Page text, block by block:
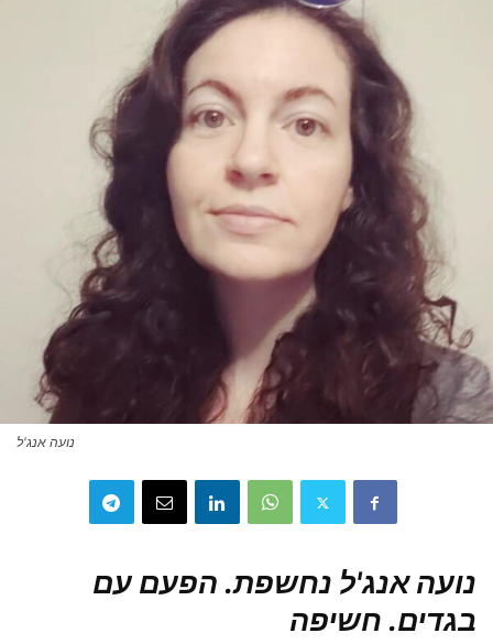
נועה אנג'ל
נועה אנג'ל נחשפת. הפעם עם
בגדים. חשיפה